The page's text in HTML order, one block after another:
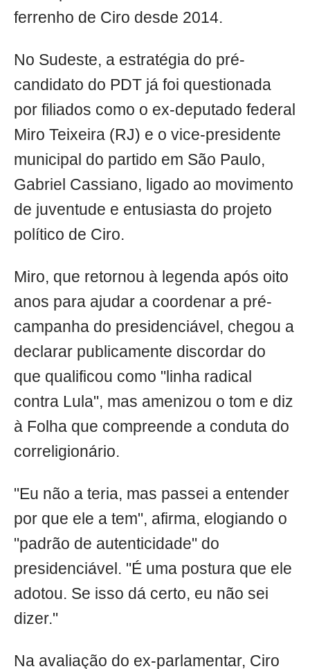
ferrenho de Ciro desde 2014.
No Sudeste, a estratégia do pré-
candidato do PDT já foi questionada
por filiados como o ex-deputado federal
Miro Teixeira (RJ) e o vice-presidente
municipal do partido em São Paulo,
Gabriel Cassiano, ligado ao movimento
de juventude e entusiasta do projeto
político de Ciro.
Miro, que retornou à legenda após oito
anos para ajudar a coordenar a pré-
campanha do presidenciável, chegou a
declarar publicamente discordar do
que qualificou como "linha radical
contra Lula", mas amenizou o tom e diz
à Folha que compreende a conduta do
correligionário.
"Eu não a teria, mas passei a entender
por que ele a tem", afirma, elogiando o
"padrão de autenticidade" do
presidenciável. "É uma postura que ele
adotou. Se isso dá certo, eu não sei
dizer."
Na avaliação do ex-parlamentar, Ciro